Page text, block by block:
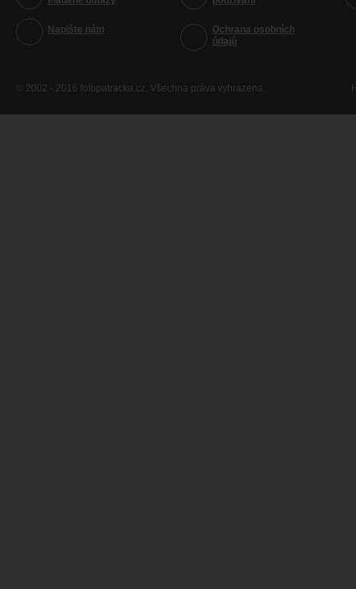
Napište nám
Ochrana osobních
údajů
© 2002 - 2016 fotopatracka.cz. Všechna práva vyhrazena